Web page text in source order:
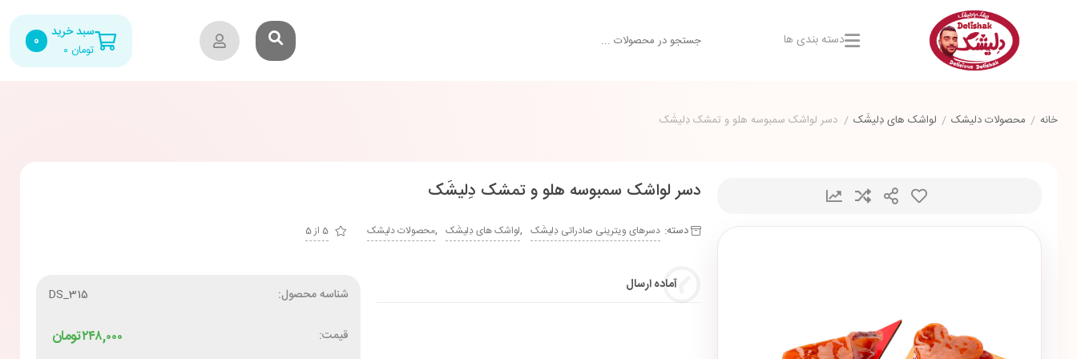
دسته بندی ها سبد خرید
۰ تومان 0
خانه / محصولات دلیشک / لواشک های دِلیشَک / دسر لواشک سمبوسه هلو و تمشک دِلیشَک
دسر لواشک سمبوسه هلو و تمشک دِلیشَک
دسته: دسرهای ویترینی صادراتی دِلیشَک ,لواشک های دِلیشَک ,محصولات دلیشک 5 از 5
آماده ارسال
شناسه محصول: DS_315
قیمت: ۲۴۸,۰۰۰تومان